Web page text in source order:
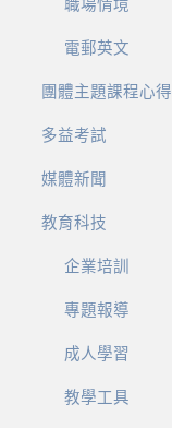
職場情境
電郵英文
團體主題課程心得
多益考試
媒體新聞
教育科技
企業培訓
專題報導
成人學習
教學工具